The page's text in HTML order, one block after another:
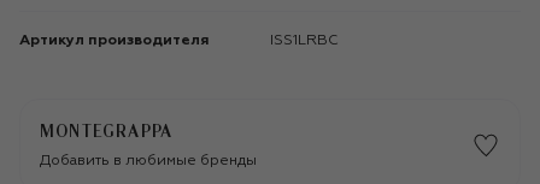
Артикул производителя ISS1LRBC
MONTEGRAPPA
Добавить в любимые бренды